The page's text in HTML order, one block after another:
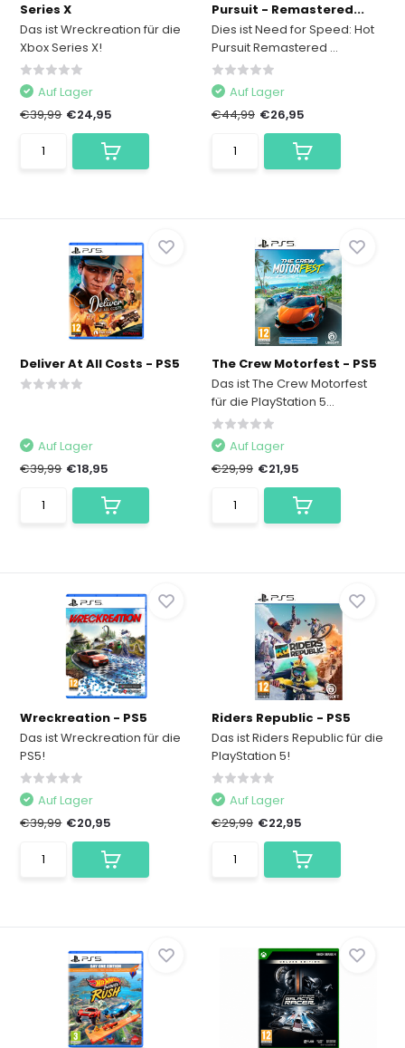
Series X
Das ist Wreckreation für die
Xbox Series X!
Auf Lager
€39,99 €24,95
Pursuit - Remastered...
Dies ist Need for Speed: Hot
Pursuit Remastered ...
Auf Lager
€44,99 €26,95
Deliver At All Costs - PS5
Auf Lager
€39,99 €18,95
The Crew Motorfest - PS5
Das ist The Crew Motorfest
für die PlayStation 5...
Auf Lager
€29,99 €21,95
Wreckreation - PS5
Das ist Wreckreation für die
PS5!
Auf Lager
€39,99 €20,95
Riders Republic - PS5
Das ist Riders Republic für die
PlayStation 5!
Auf Lager
€29,99 €22,95